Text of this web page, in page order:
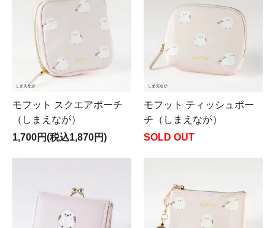
モフット スクエアポーチ
（しまえなが）
1,700円(税込1,870円)
モフット ティッシュポー
チ（しまえなが）
SOLD OUT